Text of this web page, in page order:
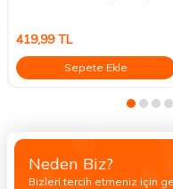
419,99TL
Sepete Ekle
Neden Biz?
Bizleri tercih etmeniz için